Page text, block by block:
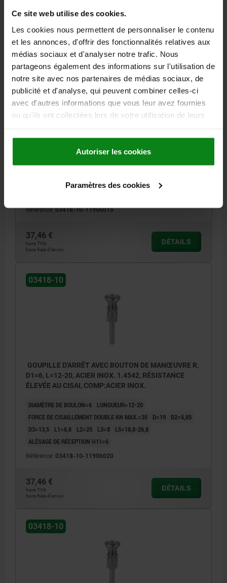
Ce site web utilise des cookies.
Les cookies nous permettent de personnaliser le contenu
et les annonces, d'offrir des fonctionnalités relatives aux
médias sociaux et d'analyser notre trafic. Nous
partageons également des informations sur l'utilisation de
notre site avec nos partenaires de médias sociaux, de
publicité et d'analyse, qui peuvent combiner celles-ci
avec d'autres informations que vous leur avez fournies
ou qu'ils ont collectées lors de votre utilisation de leurs
Autoriser les cookies
Paramètres des cookies
03418-10
GOUPILLE D'ARRÊT AVEC BOUTON DE MANŒUVRE R,
ÉLEVÉE AU CISAI, COMP:ACIER INOX.
L1=6,8 L2=25 L3=8 L5=13,8-21,8
Référence:03418-10-11906015
37,46 €
hors TVA
hors frais d’envoi
DÉTAILS
03418-10
GOUPILLE D'ARRÊT AVEC BOUTON DE MANŒUVRE R,
D1=6, L=12-20, ACIER INOX. 1.4542, RÉSISTANCE
ÉLEVÉE AU CISAI, COMP:ACIER INOX.
DIAMÈTRE DE BOULON=6
LONGUEUR=12-20
FORCE DE CISAILLEMENT DOUBLE KN MAX.=35
D=19
D2=6,85
D3=13,5
L1=6,8 L2=25 L3=8
L5=18,8-26,8
ALÉSAGE DE RÉCEPTION H11=6
Référence: 03418-10-11906020
37,46 €
hors TVA
hors frais d’envoi
DÉTAILS
03418-10